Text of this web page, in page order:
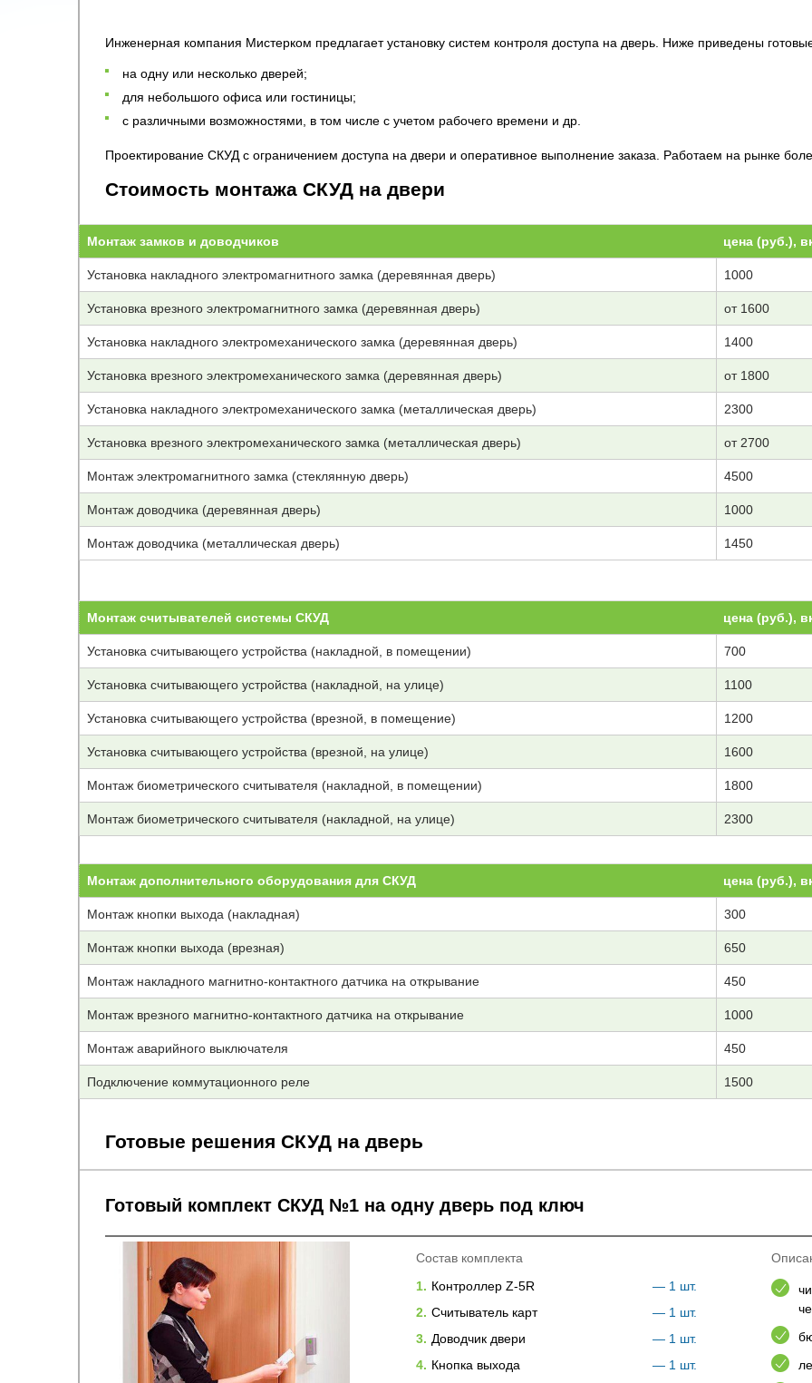
Инженерная компания Мистерком предлагает установку систем контроля доступа на дверь. Ниже приведены
на одну или несколько дверей;
для небольшого офиса или гостиницы;
с различными возможностями, в том числе с учетом рабочего времени и др.
Проектирование СКУД с ограничением доступа на двери и оперативное выполнение заказа. Работаем на рынке
Стоимость монтажа СКУД на двери
Монтаж замков и доводчиков цена (руб.),
Установка накладного электромагнитного замка (деревянная дверь) 1000
Установка врезного электромагнитного замка (деревянная дверь) от 1600
Установка накладного электромеханического замка (деревянная дверь) 1400
Установка врезного электромеханического замка (деревянная дверь) от 1800
Установка накладного электромеханического замка (металлическая дверь) 2300
Установка врезного электромеханического замка (металлическая дверь) от 2700
Монтаж электромагнитного замка (стеклянную дверь) 4500
Монтаж доводчика (деревянная дверь) 1000
Монтаж доводчика (металлическая дверь) 1450
Монтаж считывателей системы СКУД цена (руб.),
Установка считывающего устройства (накладной, в помещении) 700
Установка считывающего устройства (накладной, на улице) 1100
Установка считывающего устройства (врезной, в помещение) 1200
Установка считывающего устройства (врезной, на улице) 1600
Монтаж биометрического считывателя (накладной, в помещении) 1800
Монтаж биометрического считывателя (накладной, на улице) 2300
Монтаж дополнительного оборудования для СКУД цена (руб.),
Монтаж кнопки выхода (накладная) 300
Монтаж кнопки выхода (врезная) 650
Монтаж накладного магнитно-контактного датчика на открывание 450
Монтаж врезного магнитно-контактного датчика на открывание 1000
Монтаж аварийного выключателя 450
Подключение коммутационного реле 1500
Готовые решения СКУД на дверь
Готовый комплект СКУД №1 на одну дверь под ключ
Состав комплекта
1. Контроллер Z-5R
— 1 шт.
2. Считыватель карт
— 1 шт.
3. Доводчик двери
— 1 шт.
4. Кнопка выхода
— 1 шт.